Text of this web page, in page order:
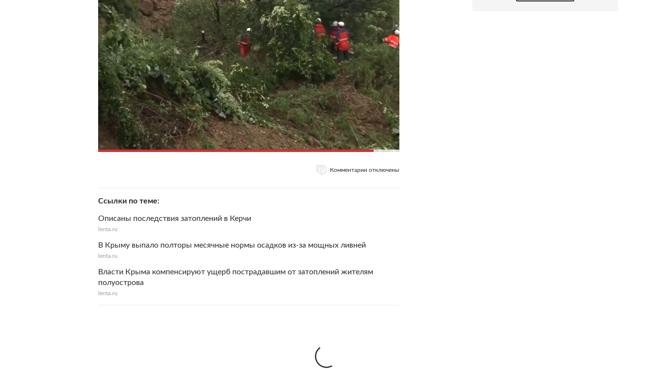
Комментарии отключены
Ссылки по теме
Описаны последствия затоплений в Керчи
lenta.ru
В Крыму выпало полторы месячные нормы осадков из-за мощных ливней
lenta.ru
Власти Крыма компенсируют ущерб пострадавшим от затоплений жителям
полуострова
lenta.ru